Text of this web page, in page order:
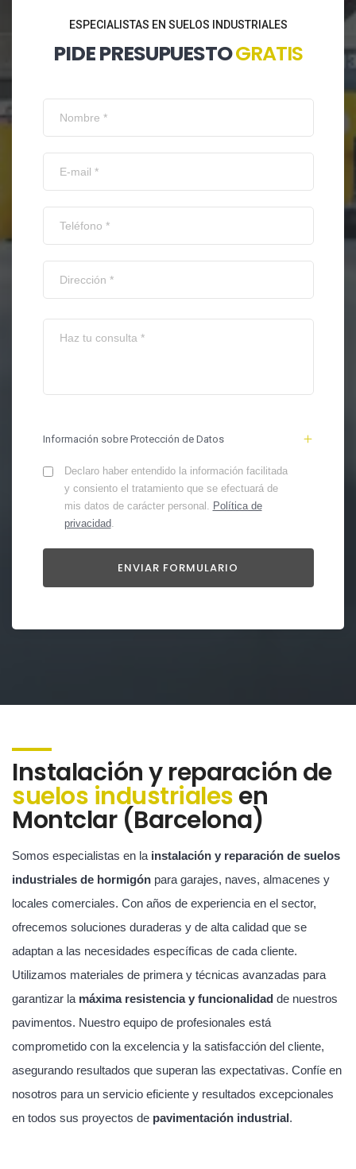
ESPECIALISTAS EN SUELOS INDUSTRIALES
PIDE PRESUPUESTOGRATIS
Información sobre Protección de Datos
Declaro haber entendido la información facilitada
y consiento el tratamiento que se efectuará de
mis datos de carácter personal. Política de
privacidad.
Instalación y reparación de
suelos industrialesen
Montclar (Barcelona)
Somos especialistas en la instalación y reparación de suelos
industriales de hormigón para garajes, naves, almacenes y
locales comerciales. Con años de experiencia en el sector,
ofrecemos soluciones duraderas y de alta calidad que se
adaptan a las necesidades específicas de cada cliente.
Utilizamos materiales de primera y técnicas avanzadas para
garantizar la máxima resistencia y funcionalidad de nuestros
pavimentos. Nuestro equipo de profesionales está
comprometido con la excelencia y la satisfacción del cliente,
asegurando resultados que superan las expectativas. Confíe en
nosotros para un servicio eficiente y resultados excepcionales
en todos sus proyectos de pavimentación industrial.